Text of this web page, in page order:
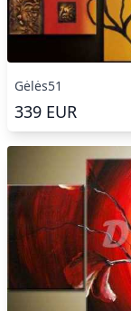
Gėlės51
339 EUR